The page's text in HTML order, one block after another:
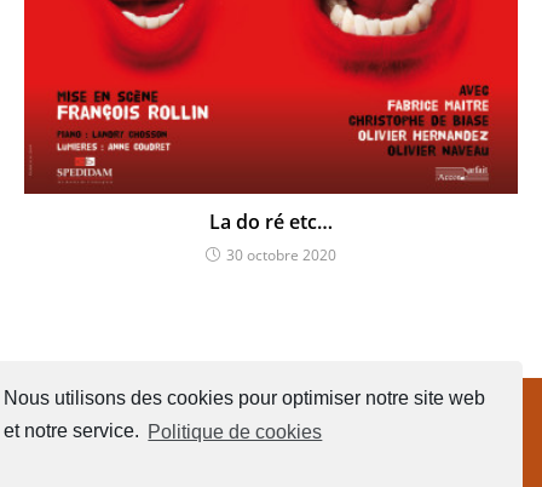
Nous utilisons des cookies pour optimiser notre site web
et notre service. Politique de cookies
La do ré etc…
30 octobre 2020
Suivez-nous